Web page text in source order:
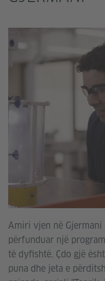
Amiri vjen në
përfunduar një
të dyfishtë. Çdo gjë
puna dhe jeta e